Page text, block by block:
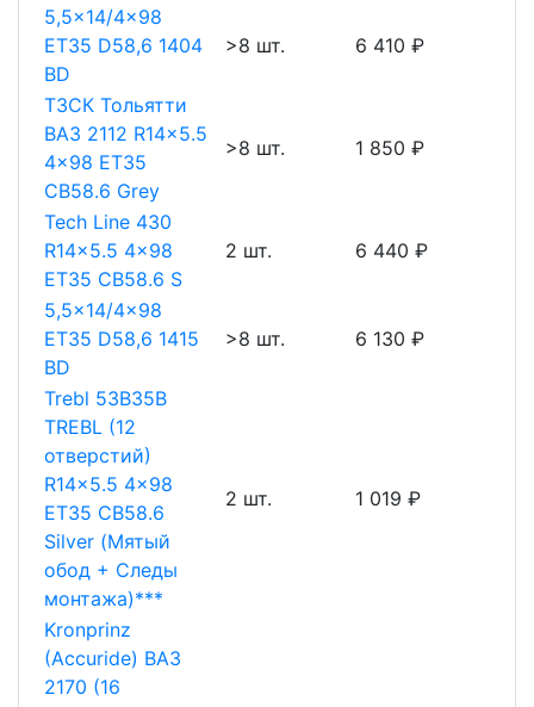
5,5x14/4x98
ET35 D58,6 1404
BD
>8 шт. 6 410 ₽
ТЗСК Тольятти
ВАЗ 2112 R14x5.5
4x98 ET35
CB58.6 Grey
>8 шт. 1 850 ₽
Tech Line 430
R14x5.5 4x98
ET35 CB58.6 S
2 шт. 6 440 ₽
5,5x14/4x98
ET35 D58,6 1415
BD
>8 шт. 6 130 ₽
Trebl 53B35B
TREBL (12
отверстий)
R14x5.5 4x98
ET35 CB58.6
Silver (Мятый
обод + Следы
монтажа)***
2 шт. 1 019 ₽
Kronprinz
(Accuride) ВАЗ
2170 (16